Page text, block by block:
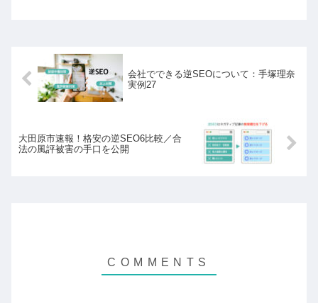
会社でできる逆SEOについて：手塚理奈
実例27
大田原市速報！格安の逆SEO6比較／合
法の風評被害の手口を公開